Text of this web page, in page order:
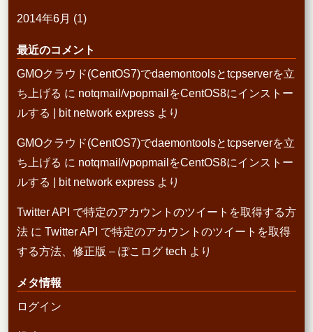
2014年6月 (1)
最近のコメント
GMOクラウド(CentOS7)でdaemontoolsとtcpserverを立
ち上げる に notqmail/vpopmailをCentOS8にインストー
ルする | bit network express より
GMOクラウド(CentOS7)でdaemontoolsとtcpserverを立
ち上げる に notqmail/vpopmailをCentOS8にインストー
ルする | bit network express より
Twitter API で特定のアカウントのツイートを取得する方
法 に Twitter API で特定のアカウントのツイートを取得
する方法、修正版 – ぽこログ tech より
メタ情報
ログイン